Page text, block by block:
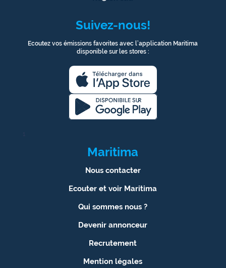
Suivez-nous!
Ecoutez vos émissions favorites avec l’application Maritima
disponible sur les stores :
1
Maritima
Nous contacter
Ecouter et voir Maritima
Qui sommes nous ?
Devenir annonceur
Recrutement
Mention légales